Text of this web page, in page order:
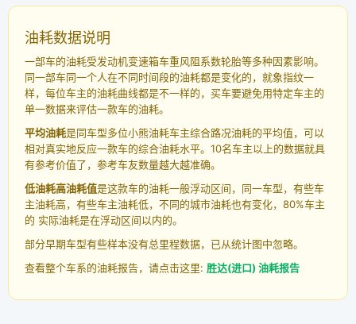
油耗数据说明
一部车的油耗受发动机变速箱车重风阻系数轮胎等多种因素影响。
同一部车同一个人在不同时间段的油耗都是变化的，就象指纹一
样，每位车主的油耗曲线都是不一样的，买车要避免用特定车主的
单一数据来评估一款车的油耗。
平均油耗是同车型多位小熊油耗车主综合路况油耗的平均值，可以
相对真实地反应一款车的综合油耗水平。10名车主以上的数据就具
有参考价值了，参考车友数量越大越准确。
低油耗高油耗值是这款车的油耗一般浮动区间，同一车型，有些车
主油耗高，有些车主油耗低，不同的城市油耗也有变化，80%车主
的 实际油耗是在浮动区间以内的。
部分早期车型有些样本没有总里程数据，已从统计图中忽略。
查看整个车系的油耗报告，请点击这里: 胜达(进口) 油耗报告